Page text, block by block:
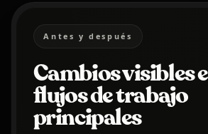
Antes y después
Cambios visibles
flujos de trabajo
principales